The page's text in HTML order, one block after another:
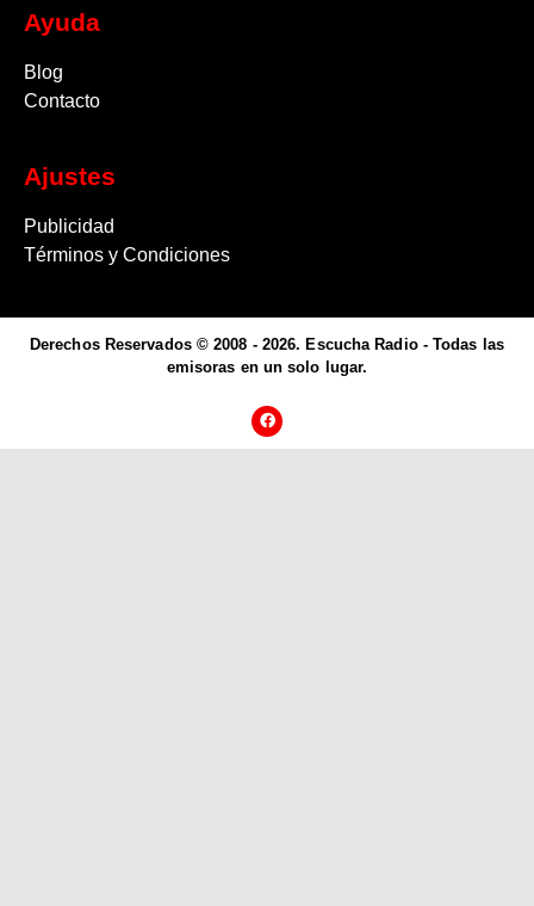
Ayuda
Blog
Contacto
Ajustes
Publicidad
Términos y Condiciones
Derechos Reservados © 2008 - 2026. Escucha Radio - Todas las
emisoras en un solo lugar.